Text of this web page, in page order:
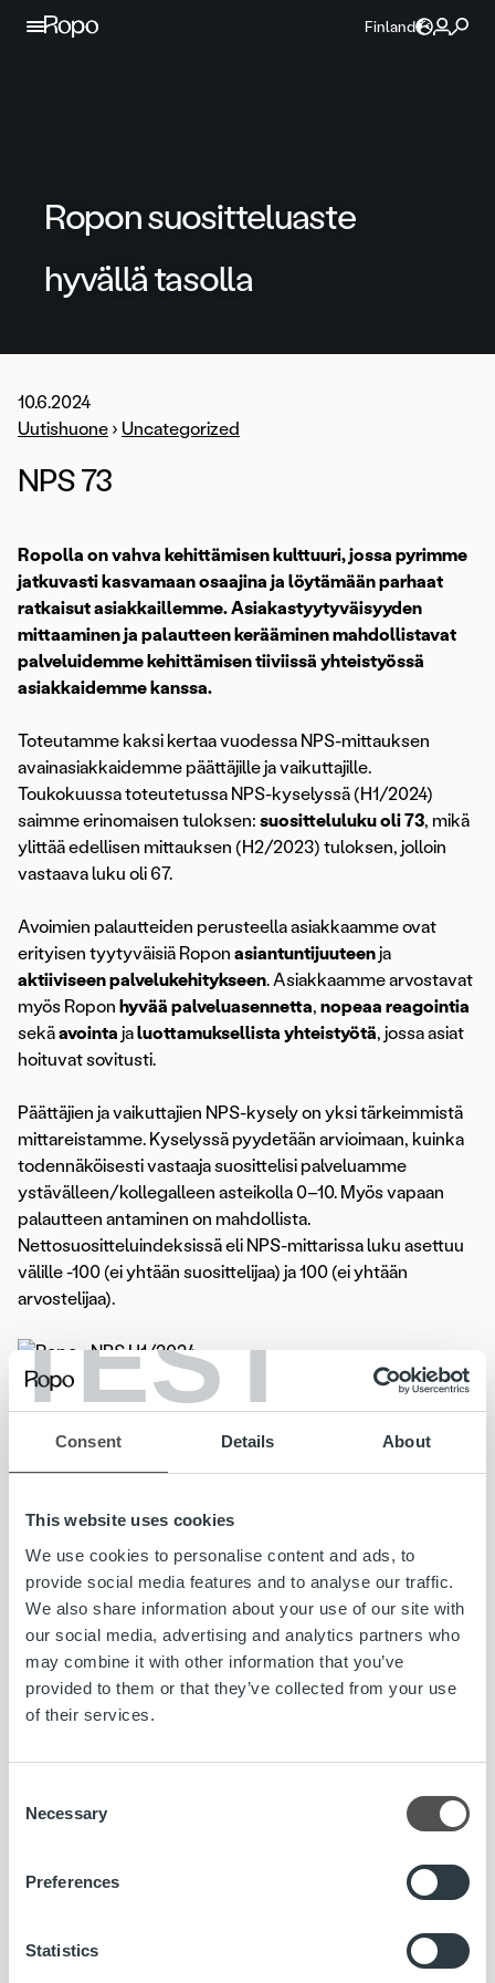
TEST
Consent Details About
This website uses cookies
We use cookies to personalise content and ads, to
provide social media features and to analyse our traffic.
We also share information about your use of our site with
our social media, advertising and analytics partners who
may combine it with other information that you’ve
provided to them or that they’ve collected from your use
of their services.
Selection
Necessary
Preferences
Statistics
Jatka sisältöön
Finland
Ropon suositteluaste
hyvällä tasolla
10.6.2024
Uutishuone › Uncategorized
NPS 73
Ropolla on vahva kehittämisen kulttuuri, jossa pyrimme
jatkuvasti kasvamaan osaajina ja löytämään parhaat
ratkaisut asiakkaillemme. Asiakastyytyväisyyden
mittaaminen ja palautteen kerääminen mahdollistavat
palveluidemme kehittämisen tiiviissä yhteistyössä
asiakkaidemme kanssa.
Toteutamme kaksi kertaa vuodessa NPS-mittauksen
avainasiakkaidemme päättäjille ja vaikuttajille.
Toukokuussa toteutetussa NPS-kyselyssä (H1/2024)
saimme erinomaisen tuloksen: suositteluluku oli 73, mikä
ylittää edellisen mittauksen (H2/2023) tuloksen, jolloin
vastaava luku oli 67.
Avoimien palautteiden perusteella asiakkaamme ovat
erityisen tyytyväisiä Ropon asiantuntijuuteenja
aktiiviseen palvelukehitykseen. Asiakkaamme arvostavat
myös Ropon hyvää palveluasennetta, nopeaa reagointia
sekäavointa jaluottamuksellista yhteistyötä, jossa asiat
hoituvat sovitusti.
Päättäjien ja vaikuttajien NPS-kysely on yksi tärkeimmistä
mittareistamme. Kyselyssä pyydetään arvioimaan, kuinka
todennäköisesti vastaaja suosittelisi palveluamme
ystävälleen/kollegalleen asteikolla 0–10. Myös vapaan
palautteen antaminen on mahdollista.
Nettosuositteluindeksissä eli NPS-mittarissa luku asettuu
välille -100 (ei yhtään suosittelijaa) ja 100 (ei yhtään
arvostelijaa).
Poimintoja avoimista palautteisesta:
sekä meidän että loppuasiakkaan näkökulmasta on
• Yhteistyö toimii ja Ropo toimii luotettavana kumppanina.
Järjestelmäkehityksen ketteryys on ehdoton valtti.
• Todella hyvää yhteistyötä. Avoin, luottamuksellinen
suhde. Nopea reagointi kysymyksiin.
• Asiat toteutuvat sovitusti. Asiointi yhteyshenkilöiden
kanssa sujuu erinomaisesti.
• Kaikki sujuu hyvin yhteistyössä. Vastaukset saan aina
• Olen tyytyväinen yhteistyöhön, teidän osaamiseenne,
teidän aktiiviseen kehittämiseen ja siihen, että teidän
• Yhteistyö kanssanne sujuu hienosti! Ropo reagoi nopeasti
• Yhteistyö on sujuvaa. Asioita hoidetaan hienosti ja hyvällä